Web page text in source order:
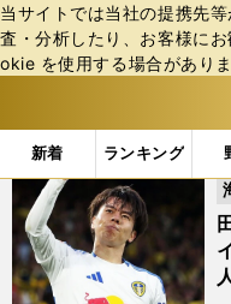
当サイトでは当社の提携先
査・分析したり、お客様に
okie を使⽤する場合があり
新着 ランキング
b
ス
ポ
ル
テ
ィ
ー
「#２部」の最新ニ